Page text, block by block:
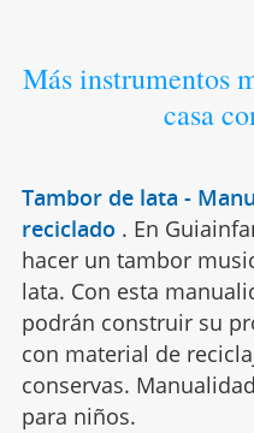
Más instrumentos
casa
Tambor de lata -
reciclado . En
hacer un tambor
lata. Con esta
podrán construir su
con material de
conservas.
para niños.